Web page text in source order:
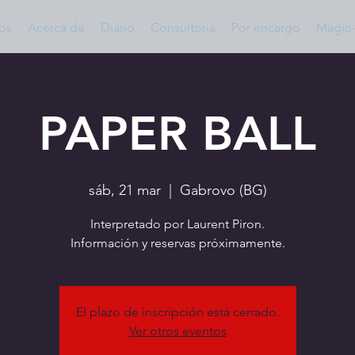
Acerca de Diario Consultoría Por encargo Magic-
PAPER BALL
sáb, 21 mar
  |
Gabrovo (BG)
Interpretado por Laurent Piron.
Información y reservas próximamente.
El plazo de inscripción está cerrado.
Ver otros eventos